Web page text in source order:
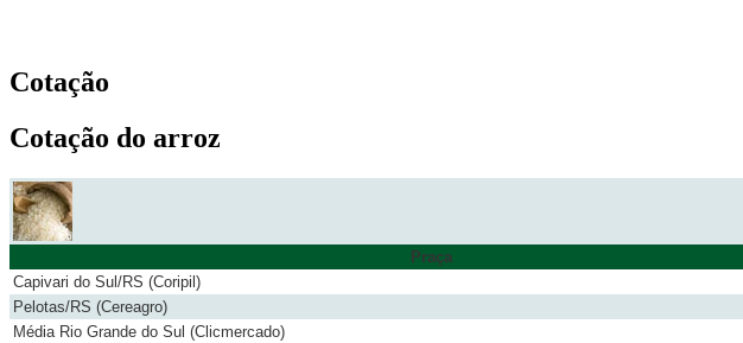
Cotação
Cotação do arroz
Praça
Capivari do Sul/RS (Coripil)
Pelotas/RS (Cereagro)
Média Rio Grande do Sul (Clicmercado)